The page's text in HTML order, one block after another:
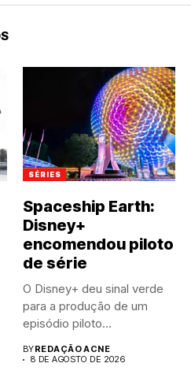
SÉRIES
Spaceship Earth:
Disney+
encomendou piloto
de série
O Disney+ deu sinal verde
para a produção de um
episódio piloto...
BYREDAÇÃO ACNE
8 DE AGOSTO DE 2026